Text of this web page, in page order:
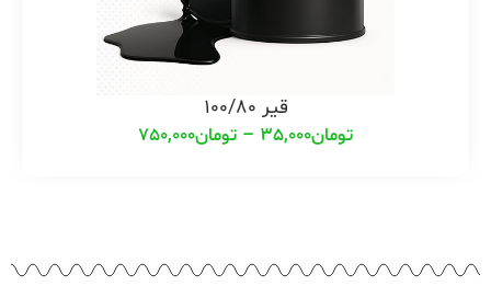
قیر 100/80
تومان35,000
– تومان750,000